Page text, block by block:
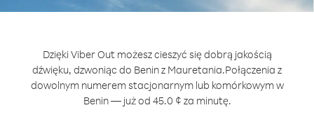
Dzięki Viber Out możesz cieszyć się dobrą jakością
dźwięku, dzwoniąc do Benin z Mauretania.Połączenia z
dowolnym numerem stacjonarnym lub komórkowym w
Benin — już od 45.0 ¢ za minutę.